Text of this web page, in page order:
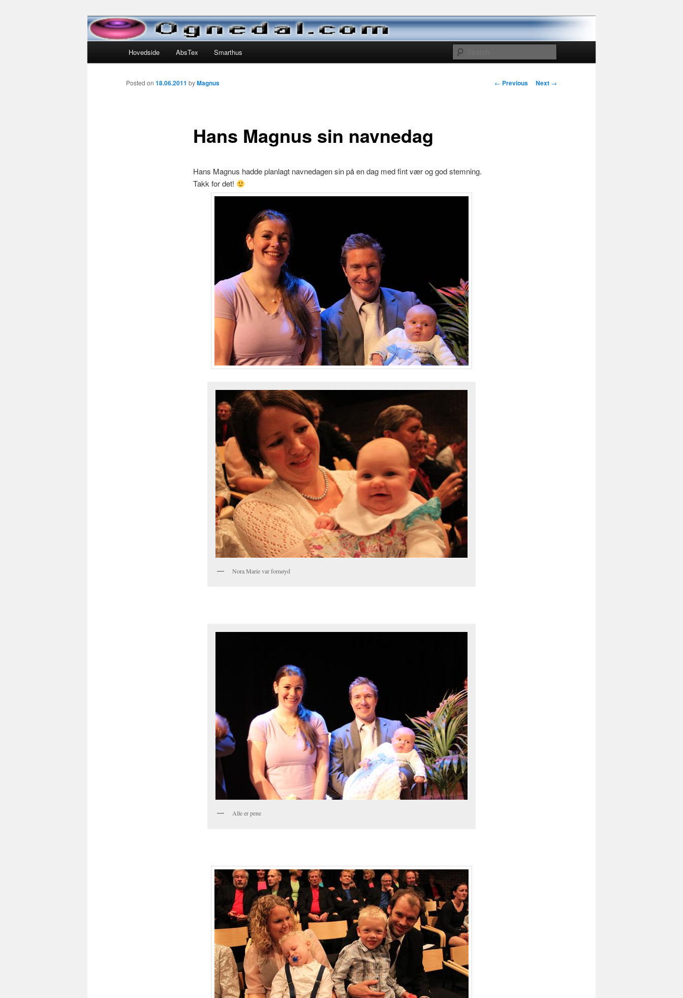
Ognedal.com
Liv og leven for Lotte Helen, Nora Marie, Kristine og Magnus
Hovedside AbsTex Smarthus
Post
← Previous Next →
Hans Magnus sin navnedag
Posted on 18.06.2011 byMagnus
Hans Magnus hadde planlagt navnedagen sin på en dag med fint vær og god stemning.
Takk for det!
Nora Marie var fornøyd
Alle er pene